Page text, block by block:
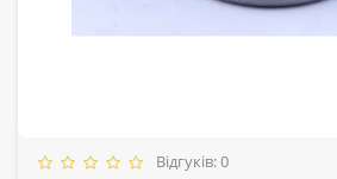
Відгуків: 0